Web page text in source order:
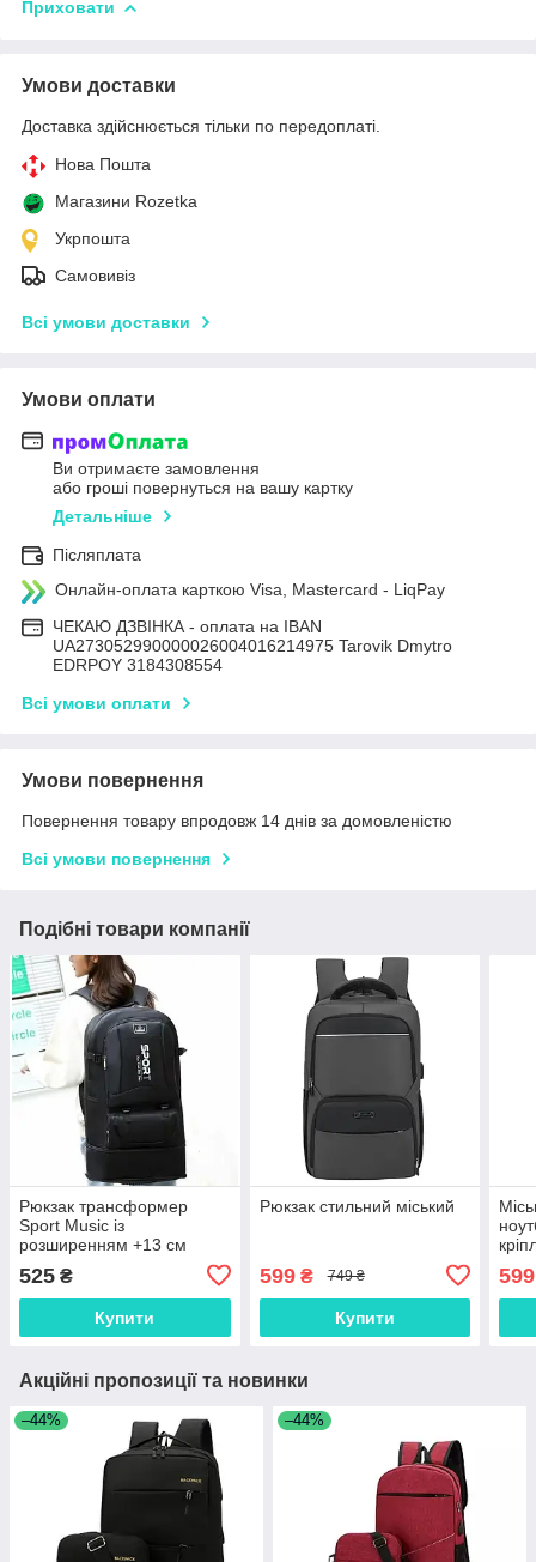
Приховати
Умови доставки
Доставка здійснюється тільки по передоплаті.
Нова Пошта
Магазини Rozetka
Укрпошта
Самовивіз
Всі умови доставки
Умови оплати
Ви отримаєте замовлення
або гроші повернуться на вашу картку
Детальніше
Післяплата
Онлайн-оплата карткою Visa, Mastercard - LiqPay
ЧЕКАЮ ДЗВІНКА - оплата на IBAN
UA273052990000026004016214975 Tarovik Dmytro
EDRPOY 3184308554
Всі умови оплати
Умови повернення
Повернення товару впродовж 14 днів за домовленістю
Всі умови повернення
Подібні товари компанії
Рюкзак трансформер
Sport Music із
розширенням +13 см
525 ₴
Купити
Рюкзак стильний міський
599₴ 749 ₴
Купити
599
Акційні пропозиції та новинки
–44% –44%